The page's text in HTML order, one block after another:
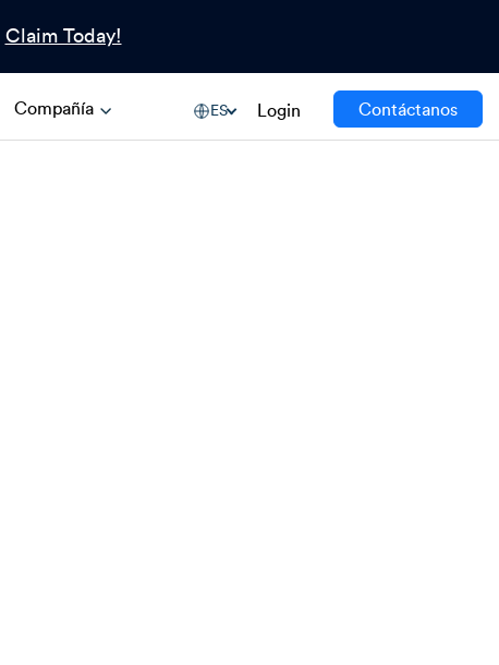
Claim Today!
Compañía ES Login Contáctanos